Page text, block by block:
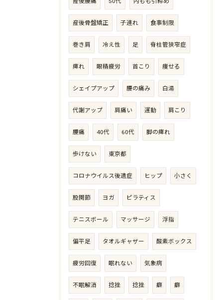
産後骨盤矯正 子連れ 食事制限
巻き肩 冷え性 足 脊柱管狭窄症
痺れ 眼精疲労 首こり 痩せる
シェイプアップ 腰の痛み 白湯
代謝アップ 肩痛い 運動 肩こり
腰痛 40代 60代 脚の痺れ
歩けない 東京都
コロナウイルス後遺症 ヒップ 小さく
股関節 ヨガ ピラティス
テニスボール マッサージ 浮指
偏平足 タオルギャザー 酸素ボックス
疲労回復 眠れない 気象病
不眠解消 捻挫 捻挫 癖 癖